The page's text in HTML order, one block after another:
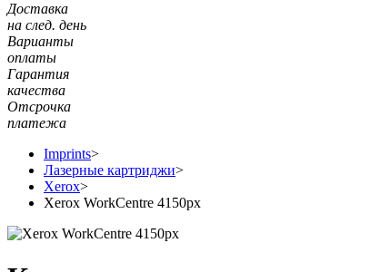
Доставка
на след. день
Варианты
оплаты
Гарантия
качества
Отсрочка
платежа
Imprints>
Лазерные картриджи>
Xerox>
Xerox WorkCentre 4150px